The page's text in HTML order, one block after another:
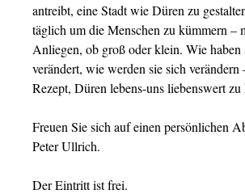
antreibt, eine Stadt wie Düren zu
täglich um die Menschen zu kümmern –
Anliegen, ob groß oder klein. Wie haben
verändert, wie werden sie sich verändern
Rezept, Düren lebens-uns liebenswert zu
Freuen Sie sich auf einen persönlichen
Peter Ullrich.
Der Eintritt ist frei.